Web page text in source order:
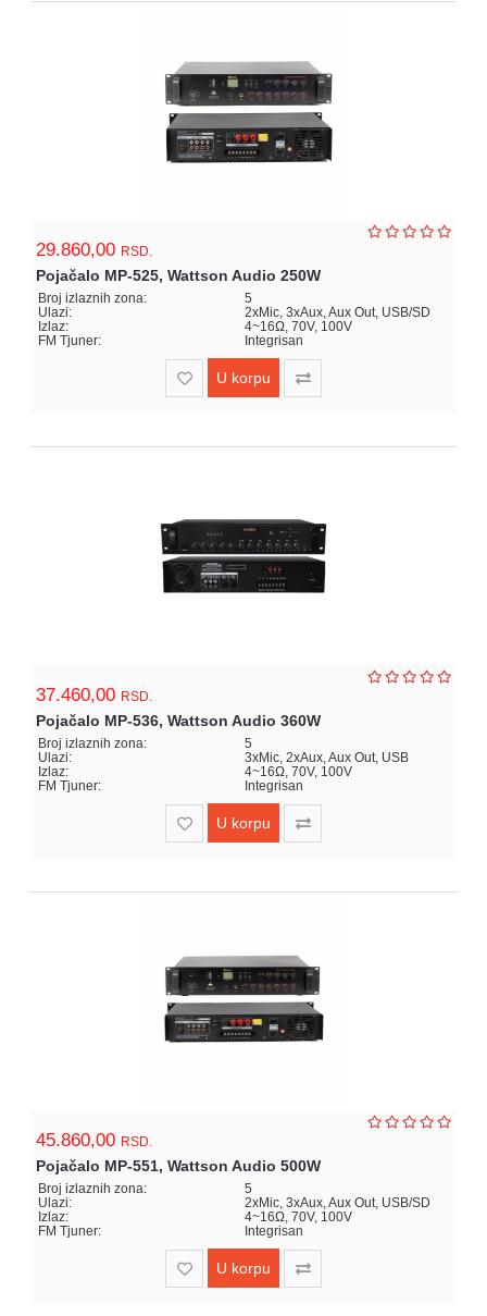
29.860,00 RSD.
Pojačalo MP-525, Wattson Audio 250W
Broj izlaznih zona:
5
Ulazi:
2xMic, 3xAux, Aux Out, USB/SD
Izlaz:
4~16Ω, 70V, 100V
FM Tjuner:
Integrisan
U korpu
37.460,00 RSD.
Pojačalo MP-536, Wattson Audio 360W
Broj izlaznih zona:
5
Ulazi:
3xMic, 2xAux, Aux Out, USB
Izlaz:
4~16Ω, 70V, 100V
FM Tjuner:
Integrisan
U korpu
45.860,00 RSD.
Pojačalo MP-551, Wattson Audio 500W
Broj izlaznih zona:
5
Ulazi:
2xMic, 3xAux, Aux Out, USB/SD
Izlaz:
4~16Ω, 70V, 100V
FM Tjuner:
Integrisan
U korpu